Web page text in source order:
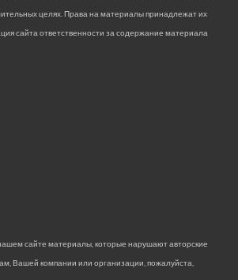
целях. Права на материалы принадлежат их
сайта ответственности за содержание материала
сайте материалы, которые нарушают авторские
Вашей компании или организации, пожалуйста,